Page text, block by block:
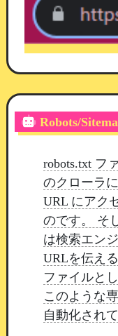
これまで、受付
日の出勤情報に対
ます」と通知さ
今回の修正によ
「○○さんの出勤
通知されるよう
「本日出勤
毎朝の基準時刻
出勤情報に入っ
勤します」の通
基準時刻よ
します」
基準時刻よ
が追加されま
Robots/
robots.txt フ
のクローラ
URL にアク
のです。 そ
は検索エン
URLを伝え
ファイルと
このような
自動化され